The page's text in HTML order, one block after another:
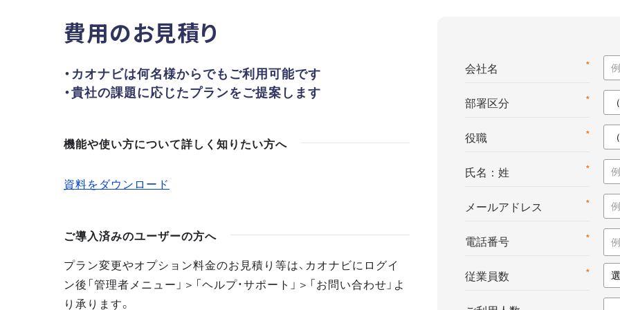
費用のお見積り
・カオナビは何名様からでもご利用可能です
・貴社の課題に応じたプランをご提案します
機能や使い方について詳しく知りたい方へ
資料をダウンロード
ご導入済みのユーザーの方へ
プラン変更やオプション料金のお見積り等は、カオナビにログイ
ン後「管理者メニュー」＞「ヘルプ・サポート」＞「お問い合わせ」よ
り承ります。
*
会社名
*
部署区分
*
役職
*
氏名：姓
*
メールアドレス
*
電話番号
*
従業員数